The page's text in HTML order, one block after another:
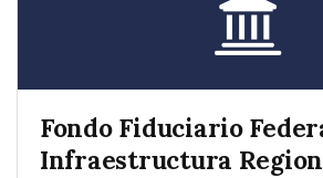
Fondo Fiduciario
Infraestructura